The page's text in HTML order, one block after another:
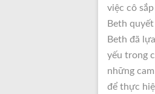
việc cô
Beth
Beth đã
yếu trong
những
để thực